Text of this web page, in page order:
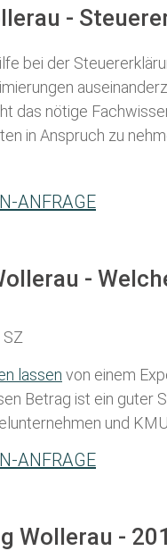
-
bei der Ste
das nötige
in Anspruch zu
ANFRAGE
-
lassen von einem
Betrag ist ein guter
und
ANFRAGE
Wollerau -